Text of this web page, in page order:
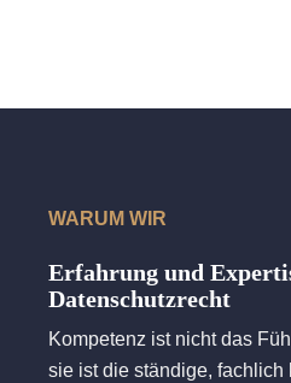
WARUM WIR
Erfahrung und
Datenschutzrecht
Kompetenz ist nicht das
sie ist die ständige, fachlich